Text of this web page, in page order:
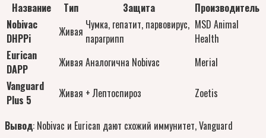
Название
Тип Защита
Производитель
Nobivac
DHPPi
Живая Чумка, гепатит, парвовирус,
парагрипп
MSD Animal
Health
Eurican
DAPP
Живая Аналогична Nobivac
Merial
Vanguard
Plus 5
Живая + Лептоспироз Zoetis
Вывод: Nobivac и Eurican дают схожий иммунитет, Vanguard